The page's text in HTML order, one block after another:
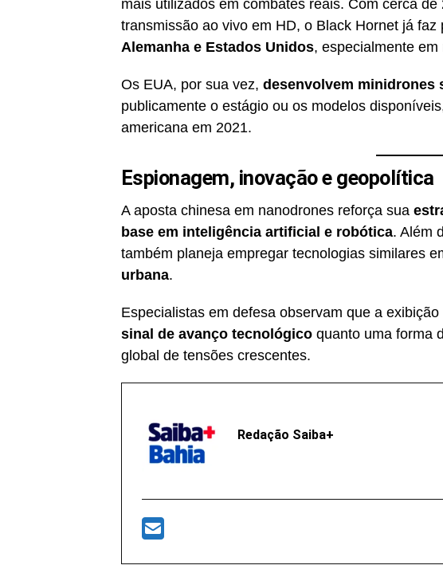
mais utilizados em combates reais. Com cerca
transmissão ao vivo em HD, o Black Hornet já
Alemanha e Estados Unidos, especialmente
Os EUA, por sua vez, desenvolvem minidrones
publicamente o estágio ou os modelos
americana em 2021.
Espionagem, inovação e geopolítica
A aposta chinesa em nanodrones reforça sua
base em inteligência artificial e robótica. Além
também planeja empregar tecnologias similares
urbana.
Especialistas em defesa observam que a
sinal de avanço tecnológico quanto uma forma
global de tensões crescentes.
Redação Saiba+